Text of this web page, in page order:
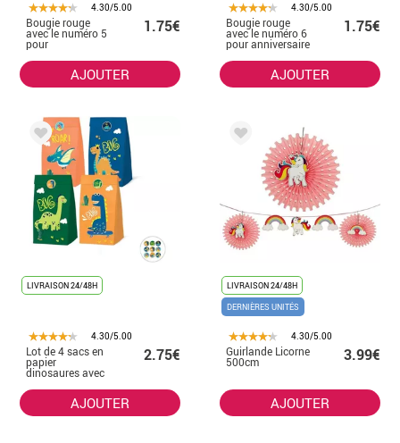
4.30/5.00
Bougie rouge
avec le numéro 5
pour
l'anniversaire
1.75€
AJOUTER
4.30/5.00
Bougie rouge
avec le numéro 6
pour anniversaire
1.75€
AJOUTER
LIVRAISON 24/48H
4.30/5.00
Lot de 4 sacs en
papier
dinosaures avec
2.75€
AJOUTER
LIVRAISON 24/48H
DERNIÈRES UNITÉS
4.30/5.00
Guirlande Licorne
500cm 3.99€
AJOUTER